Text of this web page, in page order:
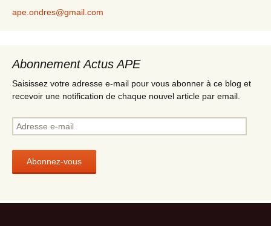
ape.ondres@gmail.com
Abonnement Actus APE
Saisissez votre adresse e-mail pour vous abonner à ce blog et
recevoir une notification de chaque nouvel article par email.
d
r
s